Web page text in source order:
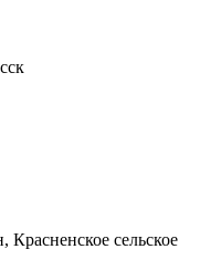
Красненское сельское